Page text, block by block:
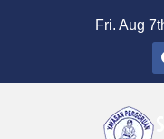
Fri. Aug